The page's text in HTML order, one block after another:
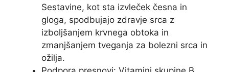
Sestavine, kot sta izvleček česna in
gloga, spodbujajo zdravje srca z
izboljšanjem krvnega obtoka in
zmanjšanjem tveganja za bolezni srca in
ožilja.